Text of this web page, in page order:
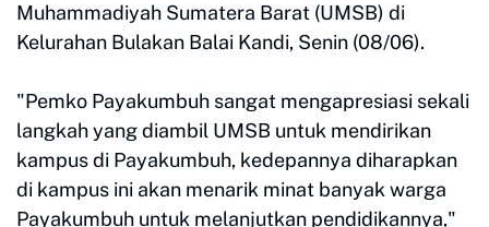
Muhammadiyah Sumatera Barat (UMSB) di
Kelurahan Bulakan Balai Kandi, Senin (08/06).
"Pemko Payakumbuh sangat mengapresiasi sekali
langkah yang diambil UMSB untuk mendirikan
kampus di Payakumbuh, kedepannya diharapkan
di kampus ini akan menarik minat banyak warga
Payakumbuh untuk melanjutkan pendidikannya,"